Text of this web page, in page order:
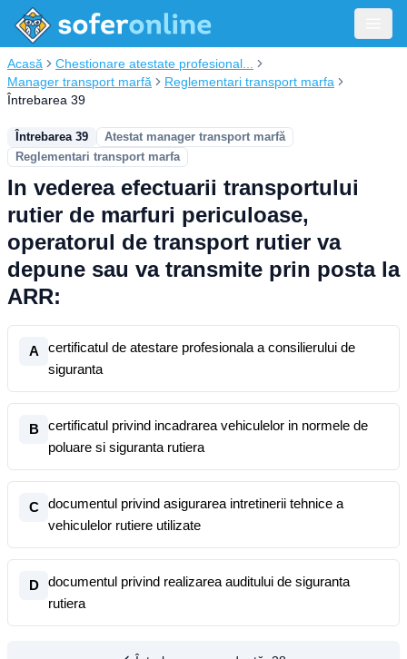
Acasă
Chestionare atestate profesional...
Manager transport marfă
Reglementari transport marfa
Întrebarea 39
Întrebarea 39
Atestat manager transport marfă
Reglementari transport marfa
In vederea efectuarii transportului
rutier de marfuri periculoase,
operatorul de transport rutier va
depune sau va transmite prin posta la
ARR:
A
certificatul de atestare profesionala a consilierului de
siguranta
B
certificatul privind incadrarea vehiculelor in normele de
poluare si siguranta rutiera
C
documentul privind asigurarea intretinerii tehnice a
vehiculelor rutiere utilizate
D
documentul privind realizarea auditului de siguranta
rutiera